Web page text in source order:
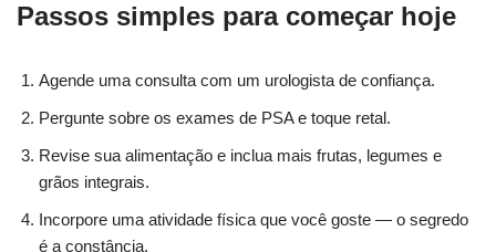
Passos simples para começar hoje
Agende uma consulta com um urologista de confiança.
Pergunte sobre os exames de PSA e toque retal.
Revise sua alimentação e inclua mais frutas, legumes e
grãos integrais.
Incorpore uma atividade física que você goste — o segredo
é a constância.